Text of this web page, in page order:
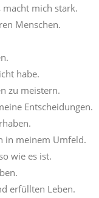
mich stark.
Menschen.
habe.
zu meistern.
Entscheidungen.
in meinem Umfeld.
wie es ist.
erfüllten Leben.